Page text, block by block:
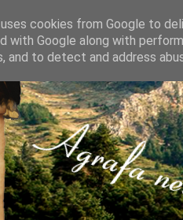
cookies from Google to
with Google along with
and to detect and address